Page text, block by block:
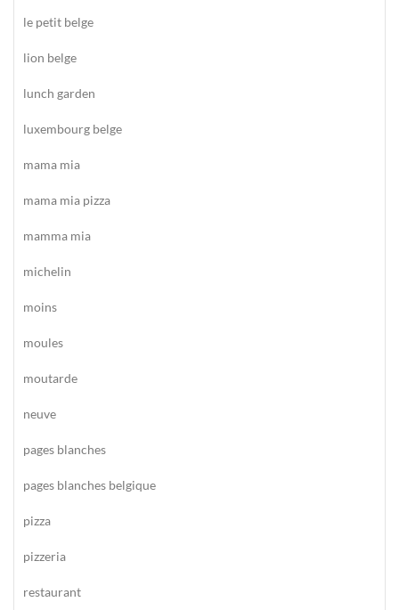
le petit belge
lion belge
lunch garden
luxembourg belge
mama mia
mama mia pizza
mamma mia
michelin
moins
moules
moutarde
neuve
pages blanches
pages blanches belgique
pizza
pizzeria
restaurant